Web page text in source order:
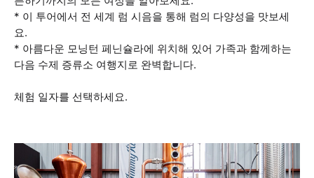
* 이 투어에서 전 세계 럼 시음을 통해 럼의 다양성을 맛보세
요.
* 아름다운 모닝턴 페닌슐라에 위치해 있어 가족과 함께하는
다음 수제 증류소 여행지로 완벽합니다.
체험 일자를 선택하세요.